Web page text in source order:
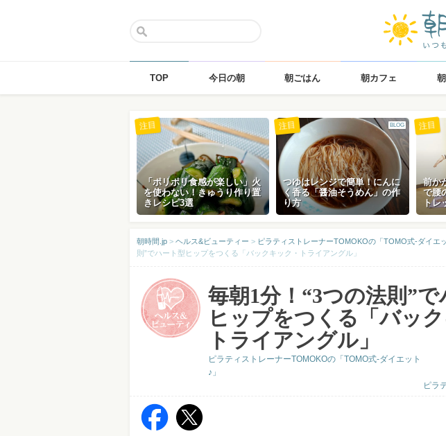
TOP 今日の朝 朝ごはん 朝カフェ
「ポリポリ食感が楽しい」火
を使わない！きゅうり作り置
きレシピ3選
注目 BLOG
つゆはレンジで簡単！にんに
く香る「醤油そうめん」の作
り方
注目
前か
で腰
トレ
注目
朝時間.jp > ヘルス&ビューティー > ピラティストレーナーTOMOKOの「TOMO式-ダイエッ
則”でハート型ヒップをつくる「バックキック・トライアングル」
毎朝1分！“3つの法則”で
ヒップをつくる「バック
トライアングル」
ピラ
ピラティストレーナーTOMOKOの「TOMO式-ダイエット
♪」